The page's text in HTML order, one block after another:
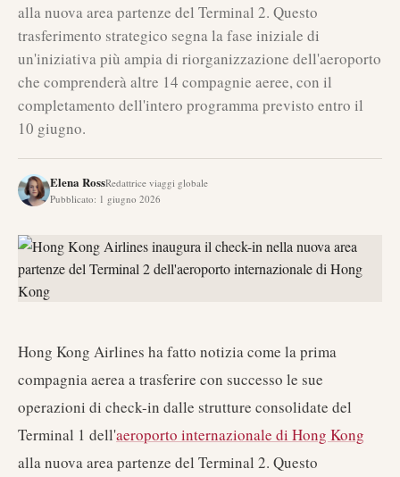
alla nuova area partenze del Terminal 2. Questo
trasferimento strategico segna la fase iniziale di
un'iniziativa più ampia di riorganizzazione dell'aeroporto
che comprenderà altre 14 compagnie aeree, con il
completamento dell'intero programma previsto entro il
10 giugno.
Elena RossRedattrice viaggi globale
Pubblicato: 1 giugno 2026
Hong Kong Airlines ha fatto notizia come la prima
compagnia aerea a trasferire con successo le sue
operazioni di check-in dalle strutture consolidate del
Terminal 1 dell'aeroporto internazionale di Hong Kong
alla nuova area partenze del Terminal 2. Questo